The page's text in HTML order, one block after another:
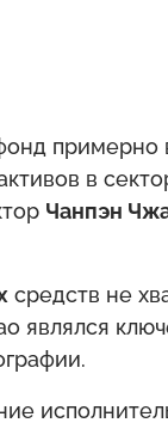
примерно
в
Чанпэн
средств не
являлся